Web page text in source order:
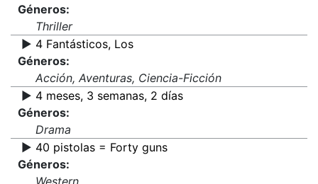
Géneros:
Thriller
▶️ 4 Fantásticos, Los
Géneros:
Acción, Aventuras, Ciencia-Ficción
▶️ 4 meses, 3 semanas, 2 días
Géneros:
Drama
▶️ 40 pistolas = Forty guns
Géneros:
Western